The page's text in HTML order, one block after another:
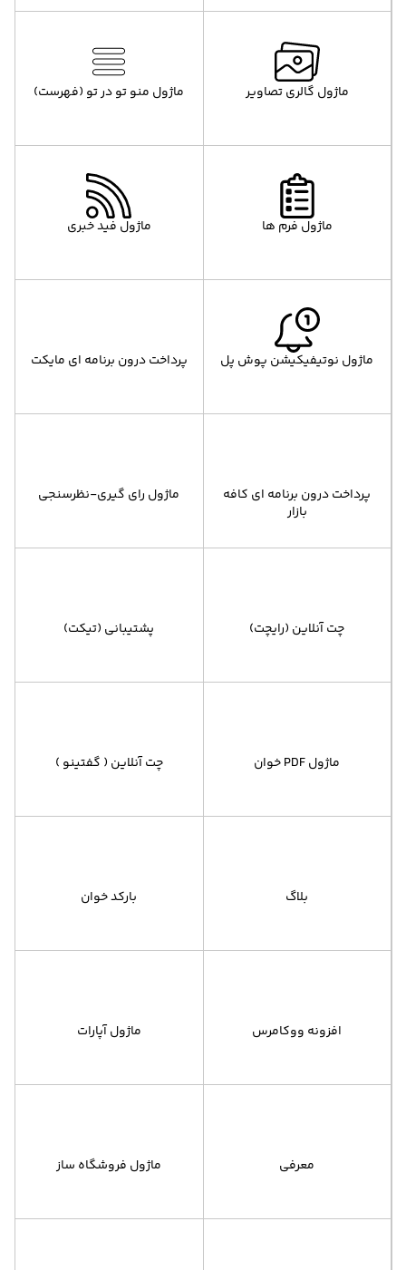
ماژول گالری تصاویر ماژول منو تو در تو (فهرست)
ماژول فرم ها ماژول فید خبری
ماژول نوتیفیکیشن پوش پل پرداخت درون برنامه ای مایکت
پرداخت درون برنامه ای کافه
بازار
ماژول رای گیری-نظرسنجی
چت آنلاین (رایچت) پشتیبانی (تیکت)
ماژول PDF خوان چت آنلاین ( گفتینو )
بلاگ بارکد خوان
افزونه ووکامرس ماژول آپارات
معرفی ماژول فروشگاه ساز